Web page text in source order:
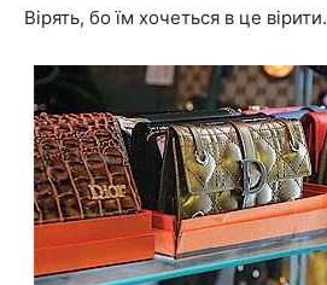
Вірять, бо їм хочеться в це вірити.